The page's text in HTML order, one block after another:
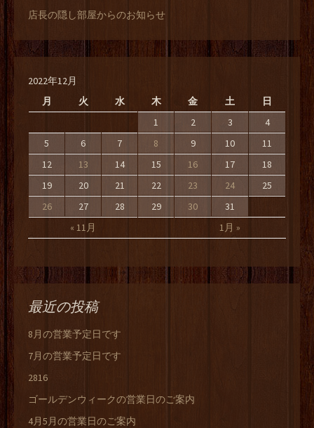
店長の隠し部屋からのお知らせ
2022年12月
月
火 水 木 金 土 日
« 11月 1月 »
1 2 3
4
5
6 7 8 9 10
11
12
13 14 15 16 17
18
19
20 21 22 23 24
25
26
27 28 29 30 31
最近の投稿
8月の営業予定日です
7月の営業予定日です
2816
ゴールデンウィークの営業日のご案内
4月5月の営業日のご案内